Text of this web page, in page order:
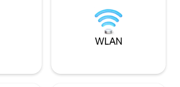
spielen und
zu
dich einfach in einer
im Resort-Stil zu
zweites Zuhause
Spielen am
die Außenpools,
Fitnesscenter
WLAN